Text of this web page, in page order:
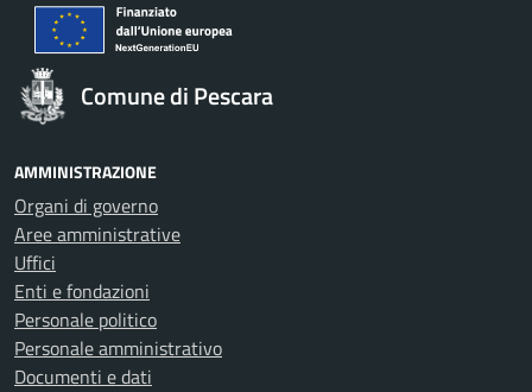
Comune di Pescara
AMMINISTRAZIONE
Organi di governo
Aree amministrative
Uffici
Enti e fondazioni
Personale politico
Personale amministrativo
Documenti e dati